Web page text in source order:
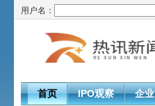
用户名：
首页 IPO观察 企业